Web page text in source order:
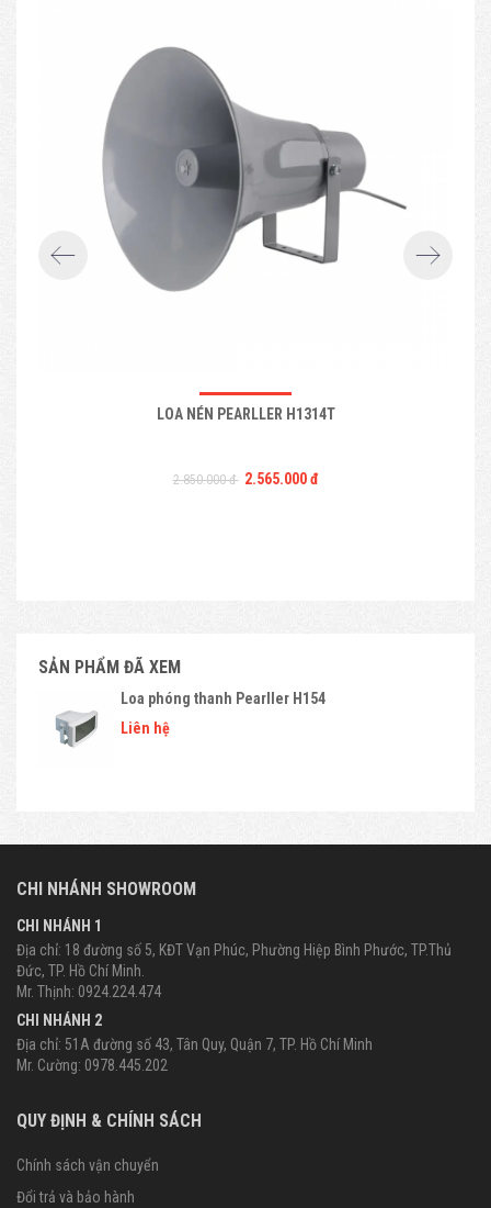
LOA NÉN PEARLLER H1314T
2.850.000 đ 2.565.000 đ
SẢN PHẨM ĐÃ XEM
Loa phóng thanh Pearller H154
Liên hệ
CHI NHÁNH SHOWROOM
CHI NHÁNH 1
Địa chỉ: 18 đường số 5, KĐT Vạn Phúc, Phường Hiệp Bình Phước, TP.Thủ
Đức, TP. Hồ Chí Minh.
Mr. Thịnh: 0924.224.474
CHI NHÁNH 2
Địa chỉ: 51A đường số 43, Tân Quy, Quận 7, TP. Hồ Chí Minh
Mr. Cường: 0978.445.202
QUY ĐỊNH & CHÍNH SÁCH
Chính sách vận chuyển
Đổi trả và bảo hành